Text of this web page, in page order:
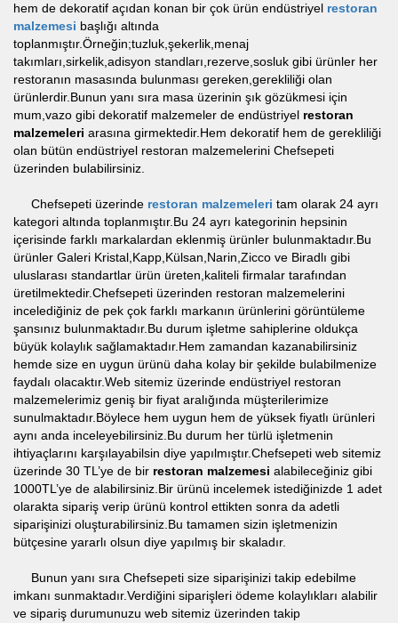
hem de dekoratif açıdan konan bir çok ürün endüstriyel restoran
malzemesi başlığı altında
toplanmıştır.Örneğin;tuzluk,şekerlik,menaj
takımları,sirkelik,adisyon standları,rezerve,sosluk gibi ürünler her
restoranın masasında bulunması gereken,gerekliliği olan
ürünlerdir.Bunun yanı sıra masa üzerinin şık gözükmesi için
mum,vazo gibi dekoratif malzemeler de endüstriyel restoran
malzemeleri arasına girmektedir.Hem dekoratif hem de gerekliliği
olan bütün endüstriyel restoran malzemelerini Chefsepeti
üzerinden bulabilirsiniz.
Chefsepeti üzerinde restoran malzemeleri tam olarak 24 ayrı
kategori altında toplanmıştır.Bu 24 ayrı kategorinin hepsinin
içerisinde farklı markalardan eklenmiş ürünler bulunmaktadır.Bu
ürünler Galeri Kristal,Kapp,Külsan,Narin,Zicco ve Biradlı gibi
uluslarası standartlar ürün üreten,kaliteli firmalar tarafından
üretilmektedir.Chefsepeti üzerinden restoran malzemelerini
incelediğiniz de pek çok farklı markanın ürünlerini görüntüleme
şansınız bulunmaktadır.Bu durum işletme sahiplerine oldukça
büyük kolaylık sağlamaktadır.Hem zamandan kazanabilirsiniz
hemde size en uygun ürünü daha kolay bir şekilde bulabilmenize
faydalı olacaktır.Web sitemiz üzerinde endüstriyel restoran
malzemelerimiz geniş bir fiyat aralığında müşterilerimize
sunulmaktadır.Böylece hem uygun hem de yüksek fiyatlı ürünleri
aynı anda inceleyebilirsiniz.Bu durum her türlü işletmenin
ihtiyaçlarını karşılayabilsin diye yapılmıştır.Chefsepeti web sitemiz
üzerinde 30 TL’ye de bir restoran malzemesi alabileceğiniz gibi
1000TL’ye de alabilirsiniz.Bir ürünü incelemek istediğinizde 1 adet
olarakta sipariş verip ürünü kontrol ettikten sonra da adetli
siparişinizi oluşturabilirsiniz.Bu tamamen sizin işletmenizin
bütçesine yararlı olsun diye yapılmış bir skaladır.
Bunun yanı sıra Chefsepeti size siparişinizi takip edebilme
imkanı sunmaktadır.Verdiğini siparişleri ödeme kolaylıkları alabilir
ve sipariş durumunuzu web sitemiz üzerinden takip